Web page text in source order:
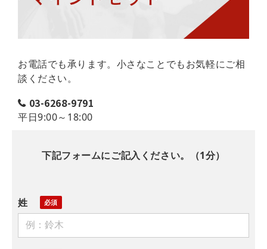
お電話でも承ります。小さなことでもお気軽にご相
談ください。
03-6268-9791
平日9:00～18:00
下記フォームにご記入ください。（1分）
姓